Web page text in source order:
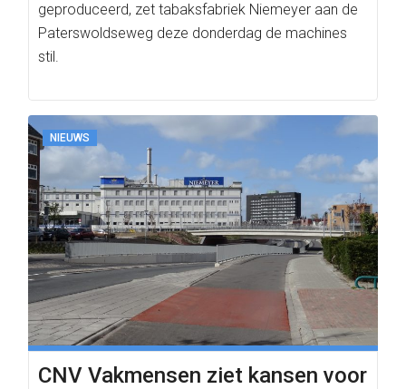
geproduceerd, zet tabaksfabriek Niemeyer aan de
Paterswoldseweg deze donderdag de machines
stil.
NIEUWS
CNV Vakmensen ziet kansen voor